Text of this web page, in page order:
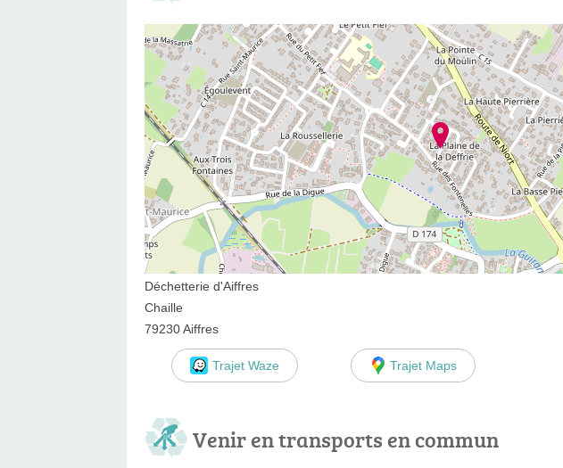
Déchetterie d'Aiffres
Chaille
79230 Aiffres
Trajet Waze Trajet Maps
Venir en transports en commun